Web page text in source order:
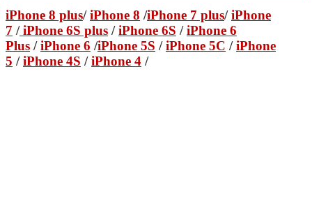
iPhone 8 plus/iPhone 8 /iPhone 7 plus/iPhone
7 /iPhone 6S plus /iPhone 6S /iPhone 6
Plus /iPhone 6 /iPhone 5S /iPhone 5C /iPhone
5 /iPhone 4S /iPhone 4 /